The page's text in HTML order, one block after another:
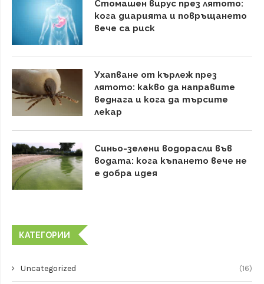
Стомашен вирус през лятото:
кога диарията и повръщането
вече са риск
Ухапване от кърлеж през
лятото: какво да направите
веднага и кога да търсите
лекар
Синьо-зелени водорасли във
водата: кога къпането вече не
е добра идея
КАТЕГОРИИ
Uncategorized (16)